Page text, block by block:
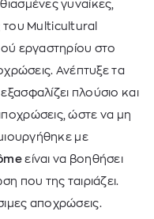
γυναίκες,
του Multicultural
εργαστηρίου στο
Ανέπτυξε τα
πλούσιο και
ώστε να μη
με
είναι να βοηθήσει
που της ταιριάζει.
αποχρώσεις.